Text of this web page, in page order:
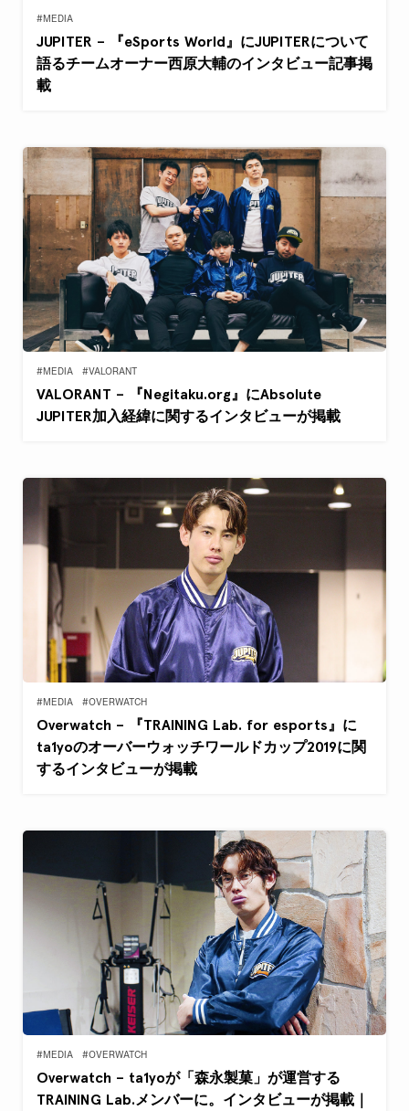
#MEDIA
JUPITER – 『eSports World』にJUPITERについて
語るチームオーナー西原大輔のインタビュー記事掲
載
#MEDIA #VALORANT
VALORANT – 『Negitaku.org』にAbsolute
JUPITER加入経緯に関するインタビューが掲載
#MEDIA #OVERWATCH
Overwatch – 『TRAINING Lab. for esports』に
ta1yoのオーバーウォッチワールドカップ2019に関
するインタビューが掲載
#MEDIA #OVERWATCH
Overwatch – ta1yoが「森永製菓」が運営する
TRAINING Lab.メンバーに。インタビューが掲載｜